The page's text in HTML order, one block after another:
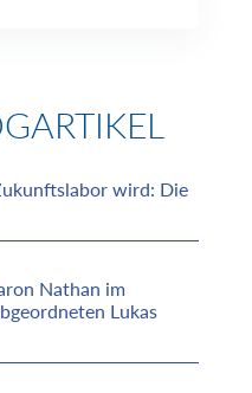
wird: Die
Nathan im
Lukas